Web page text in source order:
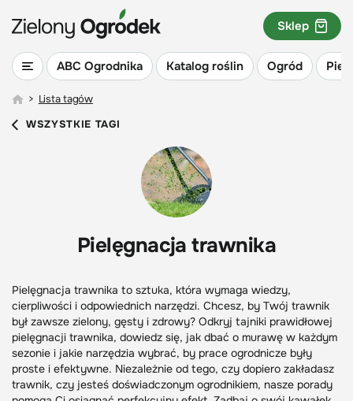
ABC Ogrodnika Katalog roślin Ogród
Sklep
> Lista tagów
WSZYSTKIE TAGI
Pielęgnacja trawnika
Pielęgnacja trawnika to sztuka, która wymaga wiedzy,
cierpliwości i odpowiednich narzędzi. Chcesz, by Twój trawnik
był zawsze zielony, gęsty i zdrowy? Odkryj tajniki prawidłowej
pielęgnacji trawnika, dowiedz się, jak dbać o murawę w każdym
sezonie i jakie narzędzia wybrać, by prace ogrodnicze były
proste i efektywne. Niezależnie od tego, czy dopiero zakładasz
trawnik, czy jesteś doświadczonym ogrodnikiem, nasze porady